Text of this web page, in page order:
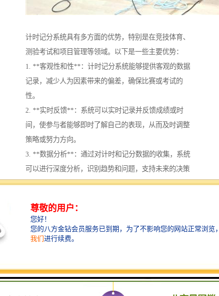
计时记分系统具有多方面的优势，特别是在竞技体育、
测验考试和项目管理等领域。以下是一些主要优势：
1. **客观性和性**：计时记分系统能够提供客观的数据
记录，减少人为因素带来的偏差，确保比赛或考试的
性。
2. **实时反馈**：系统可以实时记录并反馈成绩或时
间，使参与者能够即时了解自己的表现，从而及时调整
策略或努力方向。
3. **数据分析**：通过对计时和记分数据的收集，系统
可以进行深度分析，识别趋势和问题，支持未来的决策
和改进。
数据，减少人工操作，提率，降低人力成本和错误率。
5. **便于存档与回顾**：系统中的数据可以方便地存
档，便于后续查阅和对比，有助于教练、老师或管理者
6. **提高参与者的竞争意识**：计时和记分的存在激励